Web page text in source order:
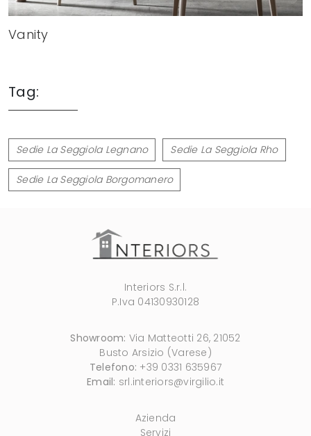
Vanity
Tag:
Sedie La Seggiola Legnano Sedie La Seggiola Rho
Sedie La Seggiola Borgomanero
Interiors S.r.l.
P.Iva 04130930128
Showroom: Via Matteotti 26, 21052
Busto Arsizio (Varese)
Telefono: +39 0331 635967
Email: srl.interiors@virgilio.it
Azienda
Servizi